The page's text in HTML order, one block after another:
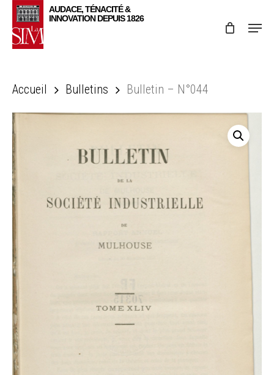
Skip
main
Menu
Accueil Bulletins Bulletin – N°044